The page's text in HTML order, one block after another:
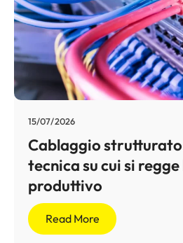
15/07/2026
Cablaggio
tecnica su cui si
produttivo
Read More